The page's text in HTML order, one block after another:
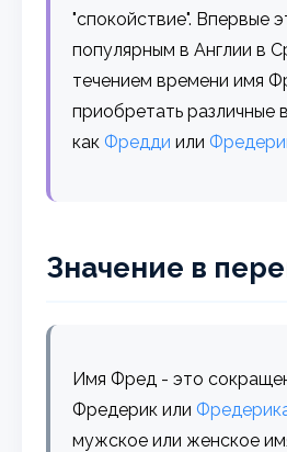
"спокойствие". Впервые
популярным в Англии в
течением времени имя
приобретать различные
какФредди или
Значение в
Имя Фред - это
Фредерик или
мужское или женское